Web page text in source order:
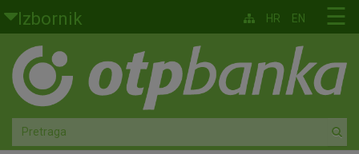
Skoči na glavni sadržaj
Izbornik
Građani
Privatno bankarstvo
Agro
☰
HR EN